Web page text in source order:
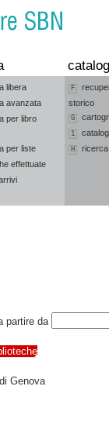
libera
avanzata
per libro
per liste
effettuate
F
storico
G
1
H ricerca
partire da
Genova